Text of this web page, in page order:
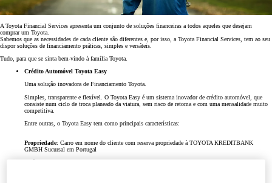
A Toyota Financial Services apresenta um conjunto de soluções financeiras a todos aqueles que desejam
comprar um Toyota.
Sabemos que as necessidades de cada cliente são diferentes e, por isso, a Toyota Financial Services, tem ao seu
dispor soluções de financiamento práticas, simples e versáteis.
Tudo, para que se sinta bem-vindo à família Toyota.
Crédito Automóvel Toyota Easy
Uma solução inovadora de Financiamento Toyota.
Simples, transparente e flexível. O Toyota Easy é um sistema inovador de crédito automóvel, que
consiste num ciclo de troca planeado da viatura, sem risco de retoma e com uma mensalidade muito
competitiva.
Entre outras, o Toyota Easy tem como principais características:
Propriedade: Carro em nome do cliente com reserva propriedade à TOYOTA KREDITBANK
GMBH Sucursal em Portugal
Período: